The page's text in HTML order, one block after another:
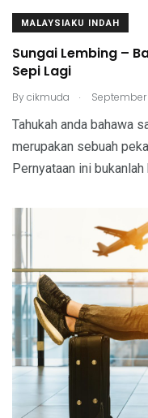
MALAYSIAKU INDAH
Sungai Lembing –
Sepi Lagi
Bycikmuda .
Tahukah anda bahawa
merupakan sebuah
Pernyataan ini